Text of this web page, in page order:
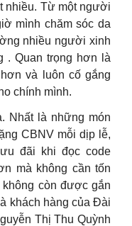
nhiều. Từ một người
mình chăm sóc da
nhiều người xinh
. Quan trọng hơn là
và luôn cố gắng
chính mình.
Nhất là những món
CBNV mỗi dịp lễ,
đãi khi đọc code
mà không cần tốn
không còn được gắn
khách hàng của Đài
Thị Thu Quỳnh